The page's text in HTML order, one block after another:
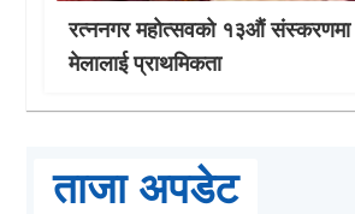
रत्ननगर महोत्सवको १३औं संस्करणमा
मेलालाई प्राथमिकता
ताजा अपडेट